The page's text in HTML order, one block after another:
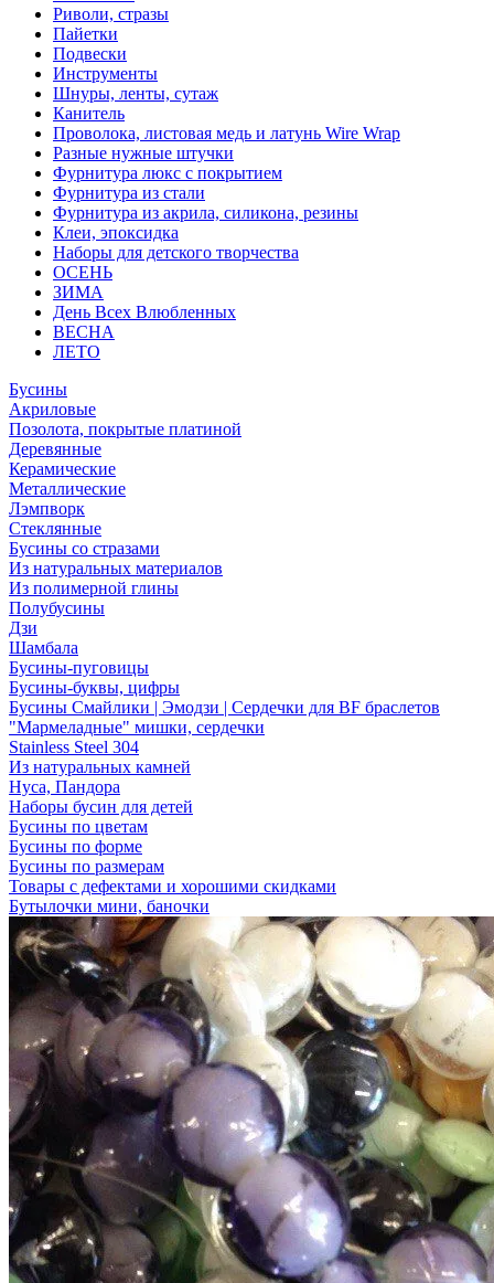
Риволи, стразы
Пайетки
Подвески
Инструменты
Шнуры, ленты, сутаж
Канитель
Проволока, листовая медь и латунь Wire Wrap
Разные нужные штучки
Фурнитура люкс с покрытием
Фурнитура из стали
Фурнитура из акрила, силикона, резины
Клеи, эпоксидка
Наборы для детского творчества
ОСЕНЬ
ЗИМА
День Всех Влюбленных
ВЕСНА
ЛЕТО
Бусины
Акриловые
Позолота, покрытые платиной
Деревянные
Керамические
Металлические
Лэмпворк
Стеклянные
Бусины со стразами
Из натуральных материалов
Из полимерной глины
Полубусины
Дзи
Шамбала
Бусины-пуговицы
Бусины-буквы, цифры
Бусины Смайлики | Эмодзи | Сердечки для BF браслетов
"Мармеладные" мишки, сердечки
Stainless Steel 304
Из натуральных камней
Нуса, Пандора
Наборы бусин для детей
Бусины по цветам
Бусины по форме
Бусины по размерам
Товары с дефектами и хорошими скидками
Бутылочки мини, баночки